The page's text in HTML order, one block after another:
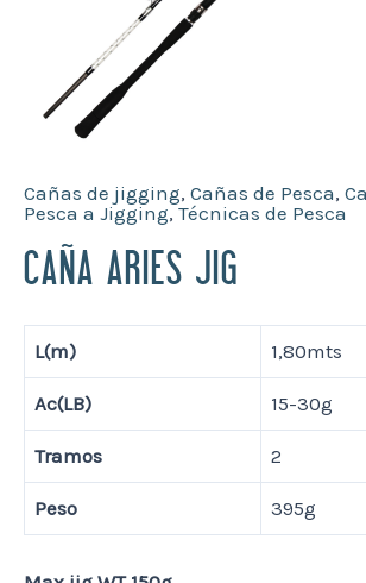
Cañas de jigging, Cañas de Pesca,
Pesca a Jigging,Técnicas de Pesca
CAÑA ARIES JIG
L(m) 1,80mts
Ac(LB) 15-30g
Tramos 2
Peso 395g